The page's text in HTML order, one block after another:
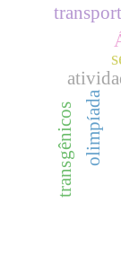
olimpíada
transgênicos